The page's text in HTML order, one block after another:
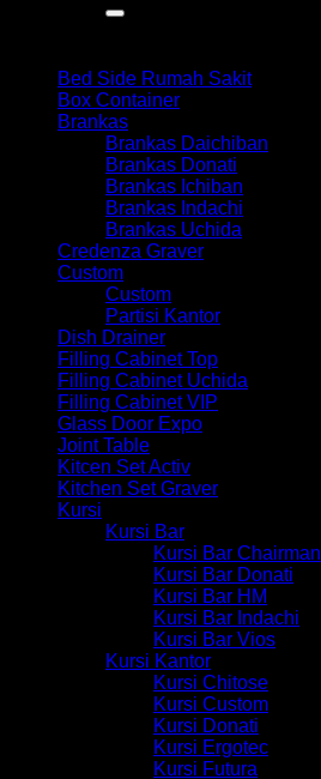
Bed Side Rumah Sakit
Box Container
Brankas
Brankas Daichiban
Brankas Donati
Brankas Ichiban
Brankas Indachi
Brankas Uchida
Credenza Graver
Custom
Custom
Partisi Kantor
Dish Drainer
Filling Cabinet Top
Filling Cabinet Uchida
Filling Cabinet VIP
Glass Door Expo
Joint Table
Kitcen Set Activ
Kitchen Set Graver
Kursi
Kursi Bar
Kursi Bar Chairman
Kursi Bar Donati
Kursi Bar HM
Kursi Bar Indachi
Kursi Bar Vios
Kursi Kantor
Kursi Chitose
Kursi Custom
Kursi Donati
Kursi Ergotec
Kursi Futura